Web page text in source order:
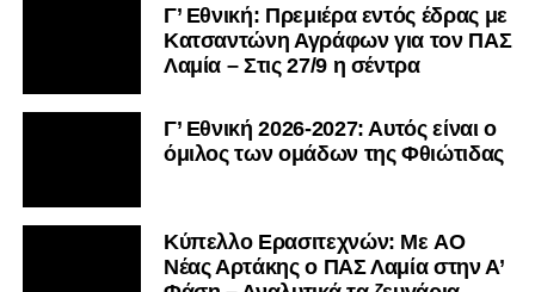
Γ’ Εθνική: Πρεμιέρα εντός έδρας με
Κατσαντώνη Αγράφων για τον ΠΑΣ
Λαμία – Στις 27/9 η σέντρα
Γ’ Εθνική 2026-2027: Αυτός είναι ο
όμιλος των ομάδων της Φθιώτιδας
Kύπελλο Ερασιτεχνών: Με AO
Nέας Αρτάκης ο ΠΑΣ Λαμία στην Α’